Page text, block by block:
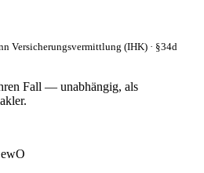
Versicherungsvermittlung (IHK) · §34d
Fall — unabhängig, als